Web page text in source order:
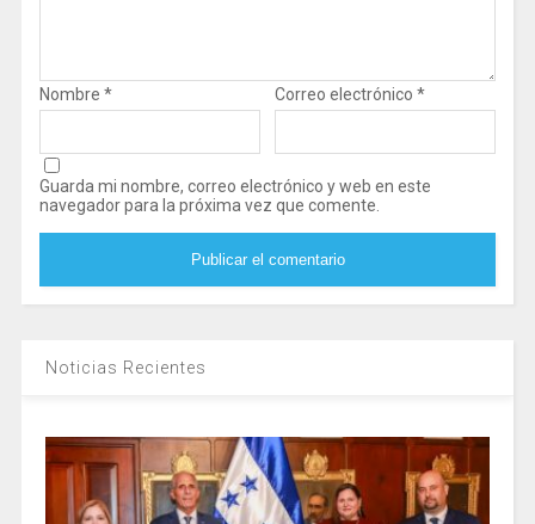
Nombre * Correo electrónico *
Guarda mi nombre, correo electrónico y web en este
navegador para la próxima vez que comente.
Noticias Recientes